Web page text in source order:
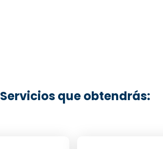
Servicios que obtendrás: